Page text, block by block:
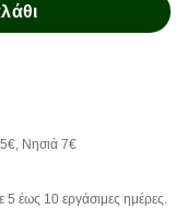
5€, Νησιά 7€
5 έως 10 εργάσιμες ημέρες.